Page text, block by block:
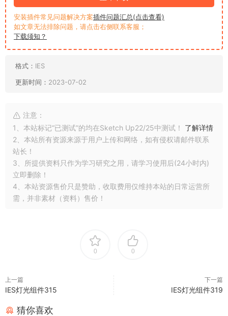
安装插件常见问题解决方案插件问题汇总(点击查看)
如文章无法排除问题，请点击右侧联系客服；
下载须知？
格式： IES
更新时间： 2023-07-02
注意：
1、本站标记“已测试”的均在Sketch Up22/25中测试！ 了解详情
2、本站所有资源来源于用户上传和网络，如有侵权请邮件联系
站长！
3、所提供资料只作为学习研究之用，请学习使用后(24小时内)
立即删除！
4、本站资源售价只是赞助，收取费用仅维持本站的日常运营所
需，并非素材（资料）售价！
0 0
上一篇
IES灯光组件315
下一篇
IES灯光组件319
猜你喜欢